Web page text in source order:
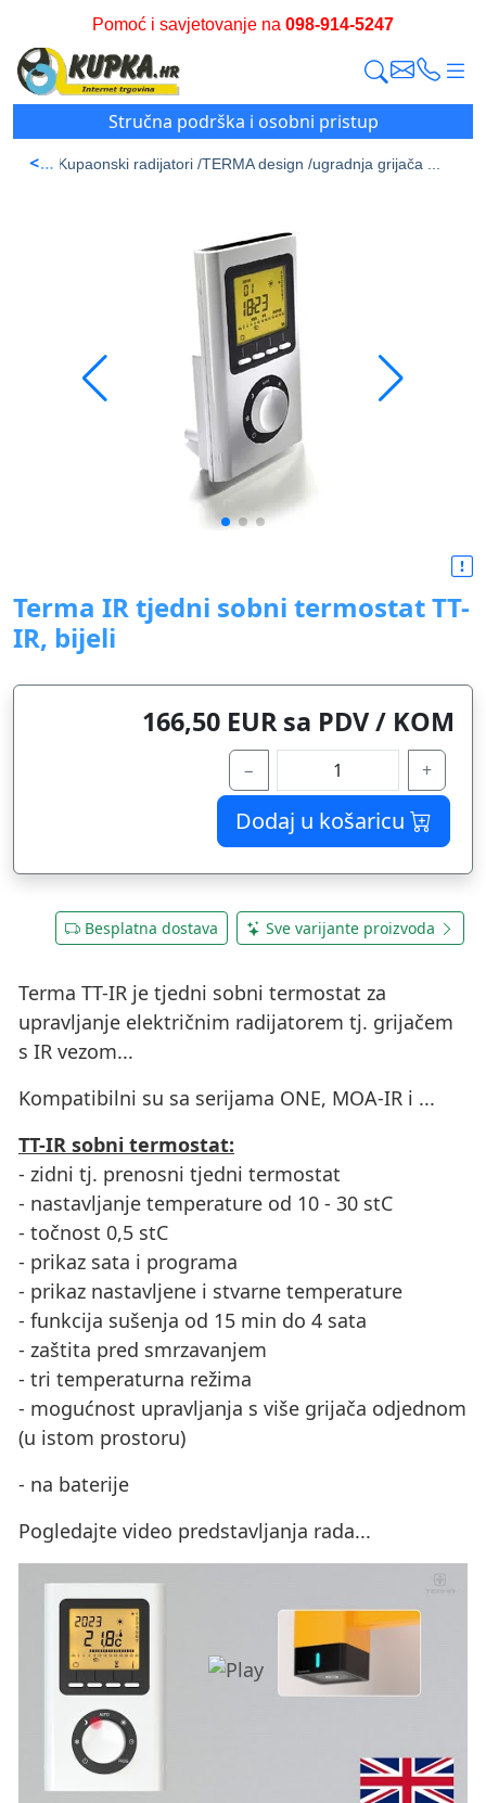
Pomoć i savjetovanje na 098-914-5247
Stručna podrška i osobni pristup
<
stran / Kupaonski radijatori /TERMA design /ugradnja grijača ...
Terma IR tjedni sobni termostat TT-
IR, bijeli
166,50 EUR sa PDV / KOM
− +
Dodaj u košaricu
Besplatna dostava Sve varijante proizvoda
Terma TT-IR je tjedni sobni termostat za
upravljanje električnim radijatorem tj. grijačem
s IR vezom...
Kompatibilni su sa serijama ONE, MOA-IR i ...
TT-IR sobni termostat:
- zidni tj. prenosni tjedni termostat
- nastavljanje temperature od 10 - 30 stC
- točnost 0,5 stC
- prikaz sata i programa
- prikaz nastavljene i stvarne temperature
- funkcija sušenja od 15 min do 4 sata
- zaštita pred smrzavanjem
- tri temperaturna režima
- mogućnost upravljanja s više grijača odjednom
(u istom prostoru)
- na baterije
Pogledajte video predstavljanja rada...